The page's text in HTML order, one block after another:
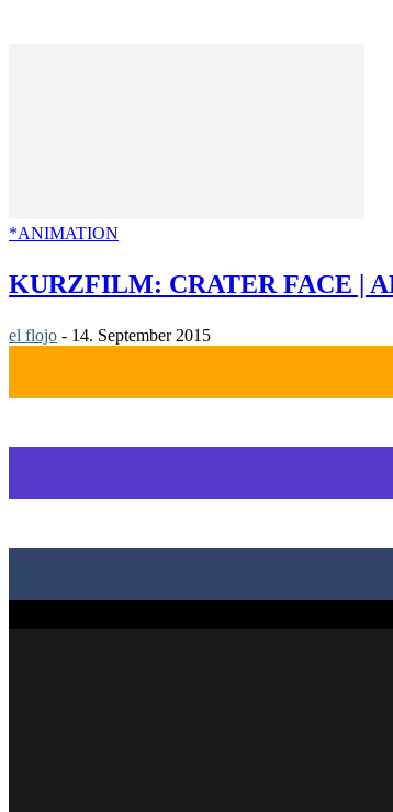
*ANIMATION
KURZFILM: CRATER FACE |
el flojo - 14. September 2015